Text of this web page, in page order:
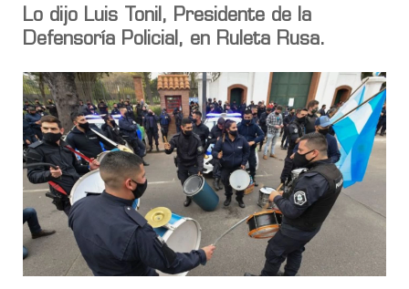
Lo dijo Luis Tonil, Presidente de la
Defensoría Policial, en Ruleta Rusa.